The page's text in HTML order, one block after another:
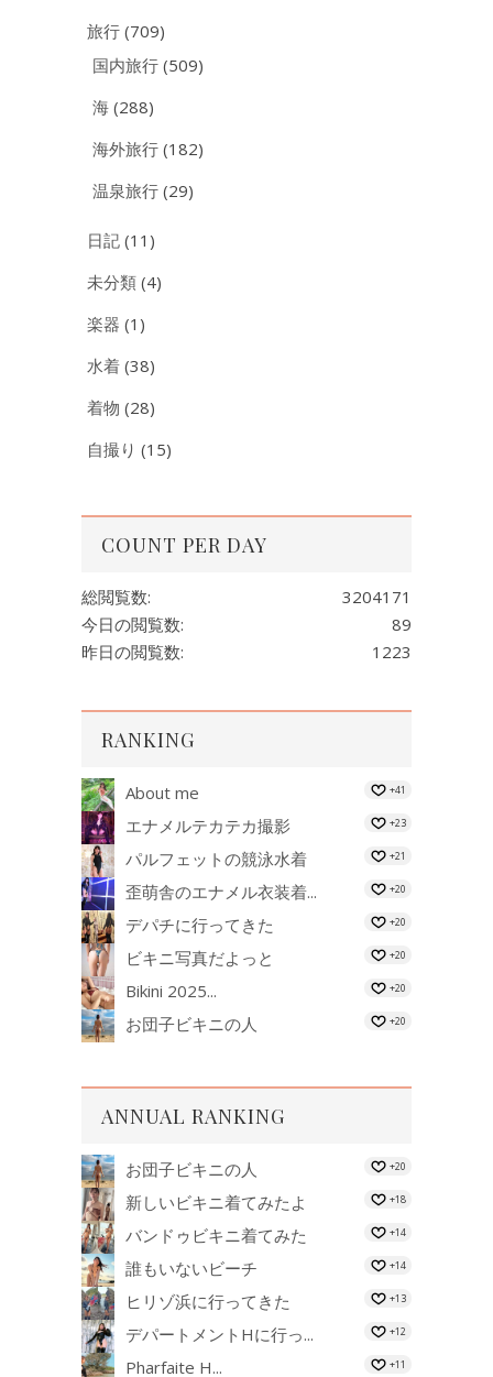
旅行 (709)
国内旅行 (509)
海 (288)
海外旅行 (182)
温泉旅行 (29)
日記 (11)
未分類 (4)
楽器 (1)
水着 (38)
着物 (28)
自撮り (15)
COUNT PER DAY
3204171
総閲覧数:
89
今日の閲覧数:
1223
昨日の閲覧数:
RANKING
About me +41
エナメルテカテカ撮影 +23
パルフェットの競泳水着 +21
歪萌舎のエナメル衣装着... +20
デパチに行ってきた +20
ビキニ写真だよっと +20
Bikini 2025... +20
お団子ビキニの人 +20
ANNUAL RANKING
お団子ビキニの人 +20
新しいビキニ着てみたよ +18
バンドゥビキニ着てみた +14
誰もいないビーチ +14
ヒリゾ浜に行ってきた +13
デパートメントHに行っ... +12
Pharfaite H... +11